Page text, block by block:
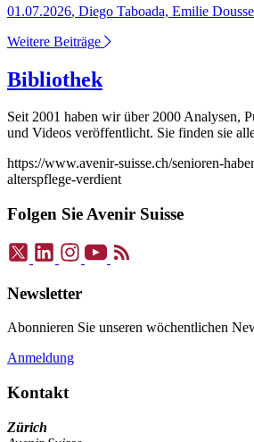
01.07.2026, Diego Taboada, Emilie Dousse
Weitere Beiträge
Bibliothek
Seit 2001 haben wir über 2000 Analysen,
und Videos veröffentlicht. Sie finden sie
https://www.avenir-suisse.ch/senioren-
alterspflege-verdient
Folgen Sie Avenir Suisse
Newsletter
Abonnieren Sie unseren wöchentlichen
Anmeldung
Kontakt
Zürich